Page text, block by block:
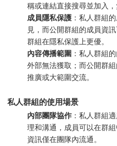
稱或連結直接搜尋並加入，
成員隱私保護 ：私人群組
見，而公開群組的成員資
群組在隱私保護上更優。
內容傳播範圍 ：私人群組
外部無法獲取；而公開群
推廣或大範圍交流。
私人群組的使用場景
內部團隊協作 ：私人群組
理和溝通，成員可以在群
資訊僅在團隊內流通。